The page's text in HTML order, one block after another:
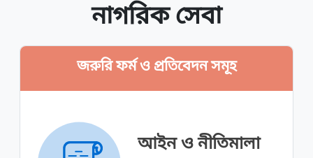
নাগরিক সেবা
জরুরি ফর্ম ও প্রতিবেদন সমূহ
আইন ও নীতিমালা